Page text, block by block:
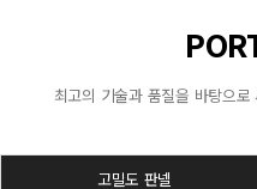
최고의 기술과 품질을 바탕으
고밀도 판넬